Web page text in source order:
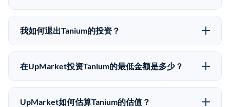
好可能全部损失的准备。私有公司的估值在融资轮次之
间可能大幅波动。投资者应在投资前咨询其财务顾问并
在Pre-IPO交易中，合格投资者通过二级市场平台从现有
股东（如员工、早期投资者或其他持有人）处购买股
为FINRA注册的经纪交易商促成这些交易，代表双方处
理合规、文件和结算事宜。
我如何退出Tanium的投资？
Pre-IPO持股主要有两种退出途径：在二级市场将股份出
售给其他买家，或持有直到公司完成IPO或被收购。两
市场条件。任何退出的时间都是不可预测的，投资者应
做好多年持有的准备。
在UpMarket投资Tanium的最低金额是多少？
UpMarket上大多数Pre-IPO产品的最低投资金额为
50,000美元。具体金额可能因产品和股份供应情况而有
UpMarket如何估算Tanium的估值？